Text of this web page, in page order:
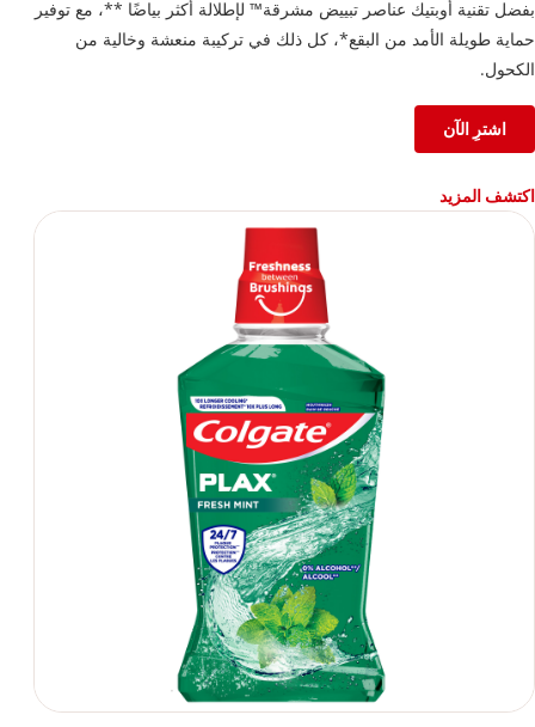
بفضل تقنية أوبتيك عناصر تبييض مشرقة™ لإطلالة أكثر بياضًا **، مع توفير
حماية طويلة الأمد من البقع*، كل ذلك في تركيبة منعشة وخالية من
الكحول.
اشترِ الآن
اكتشف المزيد